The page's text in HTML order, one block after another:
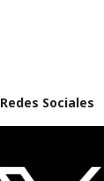
Redes Sociales